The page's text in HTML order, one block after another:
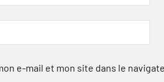
e-mail et mon site dans le